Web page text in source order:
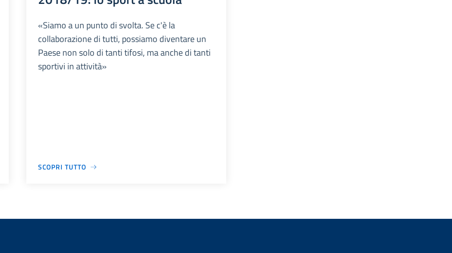
«Siamo a un punto di svolta. Se c'è la
collaborazione di tutti, possiamo diventare un
Paese non solo di tanti tifosi, ma anche di tanti
sportivi in attività»
SCOPRI TUTTO